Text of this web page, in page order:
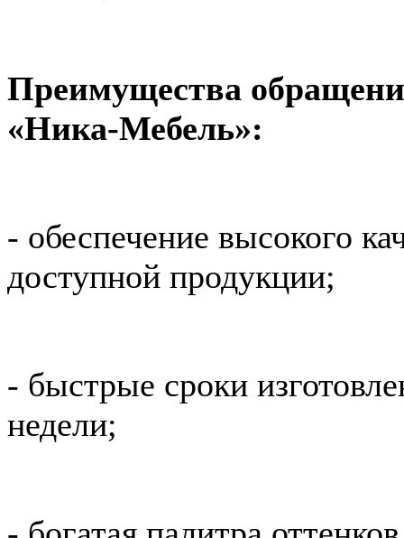
Преимущества
«Ника-Мебель»:
- обеспечение высокого
доступной продукции;
- быстрые сроки
недели;